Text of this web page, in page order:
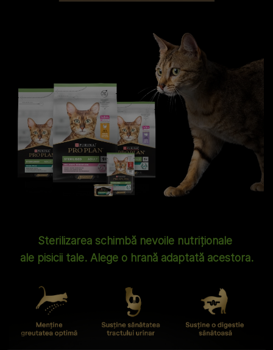
Sterilizarea schimbă nevoile nutriționale
ale pisicii tale. Alege o hrană adaptată acestora.